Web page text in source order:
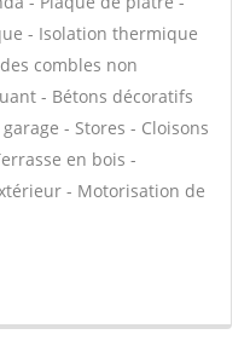
- Isolation thermique
combles non
- Bétons décoratifs
- Stores - Cloisons
en bois -
- Motorisation de